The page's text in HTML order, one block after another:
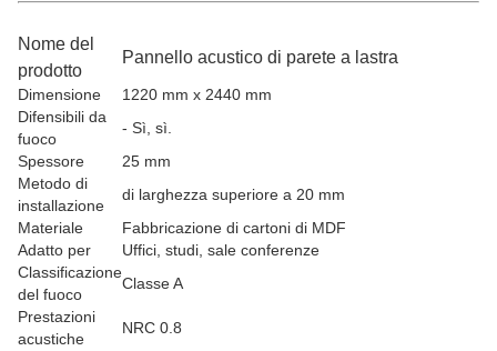
Nome del
prodotto
Pannello acustico di parete a lastra
Dimensione
1220 mm x 2440 mm
Difensibili da
fuoco
- Sì, sì.
Spessore
25 mm
Metodo di
installazione
di larghezza superiore a 20 mm
Materiale
Fabbricazione di cartoni di MDF
Adatto per
Uffici, studi, sale conferenze
Classificazione
del fuoco
Classe A
Prestazioni
acustiche
NRC 0.8